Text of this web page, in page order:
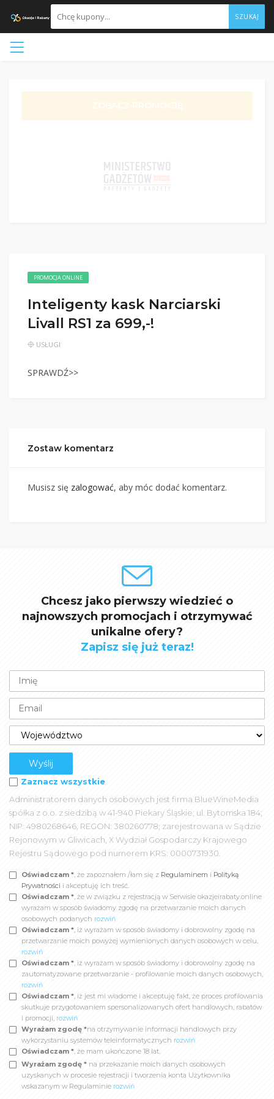
SZUKAJ
ZOBACZ PROMOCJĘ
PROMOCJA ONLINE
Inteligenty kask Narciarski
Livall RS1 za 699,-!
USŁUGI
SPRAWDŹ>>
Zostaw komentarz
Musisz się zalogować, aby móc dodać komentarz.
Chcesz jako pierwszy wiedzieć o
najnowszych promocjach i otrzymywać
unikalne ofery?
Zapisz się już teraz!
Zaznacz wszystkie
Administratorem danych osobowych jest firma BlueWineMedia
spółka z o.o. z siedzibą w 41-940 Piekary Śląskie; ul. Bytomska 184;
NIP: 4980268646, REGON: 380260778; zarejestrowana w Sądzie
Rejonowym w Gliwicach, X Wydział Gospodarczy Krajowego
Rejestru Sądowego pod numerem KRS: 0000731930.
Oświadczam *, że zapoznałem /łam się z Regulaminem i Polityką
Prywatności i akceptuję ich treść.
Oświadczam *, że w związku z rejestracją w Serwisie okazjeirabaty.online
wyrażam w sposób świadomy zgodę na przetwarzanie moich danych
osobowych podanych rozwiń
Oświadczam *, iż wyrażam w sposób świadomy i dobrowolny zgodę na
przetwarzanie moich powyżej wymienionych danych osobowych w celu,
rozwiń
Oświadczam *, iż wyrażam w sposób świadomy i dobrowolny zgodę na
zautomatyzowane przetwarzanie - profilowanie moich danych osobowych,
rozwiń
Oświadczam *, iż jest mi wiadome i akceptuję fakt, że proces profilowania
skutkuje przygotowaniem spersonalizowanych ofert handlowych, rabatów
i promocji, rozwiń
Wyrażam zgodę *na otrzymywanie informacji handlowych przy
wykorzystaniu systemów teleinformatycznych rozwiń
Oświadczam *, że mam ukończone 18 lat.
Wyrażam zgodę * na przekazanie moich danych osobowych
uzyskanych w procesie rejestracji i tworzenia konta Użytkownika
wskazanym w Regulaminie rozwiń